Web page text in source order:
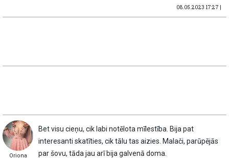
08.05.2023 17:27 |
Oriona
Bet visu cieņu, cik labi notēlota mīlestība. Bija pat
interesanti skatīties, cik tālu tas aizies. Malači, parūpējās
par šovu, tāda jau arī bija galvenā doma.